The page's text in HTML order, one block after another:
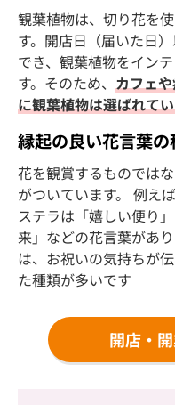
観葉植物は、切り花を
す。開店日（届いた日
でき、観葉植物をイン
す。そのため、 カフェ
に観葉植物は選ばれて
縁起の良い花言葉
花を観賞するものでは
がついています。 例え
ステラは「嬉しい便り
来」などの花言葉があ
は、お祝いの気持ちが
た種類が多いです
開店・